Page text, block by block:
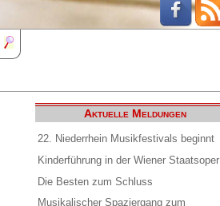
Aktuelle Meldungen
22. Niederrhein Musikfestivals beginnt
Kinderführung in der Wiener Staatsoper
Die Besten zum Schluss
Musikalischer Spaziergang zum